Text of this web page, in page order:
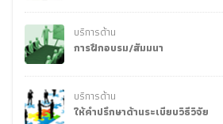
บริการด้าน
การฝึกอบรม/สัมมนา
บริการด้าน
ให้คำปรึกษาด้านระเบียบวิธีวิจัย